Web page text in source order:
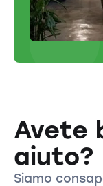
Avete
aiuto?
Siamo